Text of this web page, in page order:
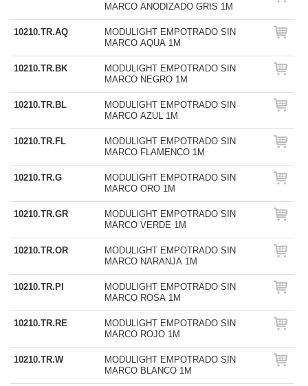
MARCO ANODIZADO GRIS 1M
10210.TR.AQ
MODULIGHT EMPOTRADO SIN
MARCO AQUA 1M
10210.TR.BK
MODULIGHT EMPOTRADO SIN
MARCO NEGRO 1M
10210.TR.BL
MODULIGHT EMPOTRADO SIN
MARCO AZUL 1M
10210.TR.FL
MODULIGHT EMPOTRADO SIN
MARCO FLAMENCO 1M
10210.TR.G
MODULIGHT EMPOTRADO SIN
MARCO ORO 1M
10210.TR.GR
MODULIGHT EMPOTRADO SIN
MARCO VERDE 1M
10210.TR.OR
MODULIGHT EMPOTRADO SIN
MARCO NARANJA 1M
10210.TR.PI
MODULIGHT EMPOTRADO SIN
MARCO ROSA 1M
10210.TR.RE
MODULIGHT EMPOTRADO SIN
MARCO ROJO 1M
10210.TR.W
MODULIGHT EMPOTRADO SIN
MARCO BLANCO 1M